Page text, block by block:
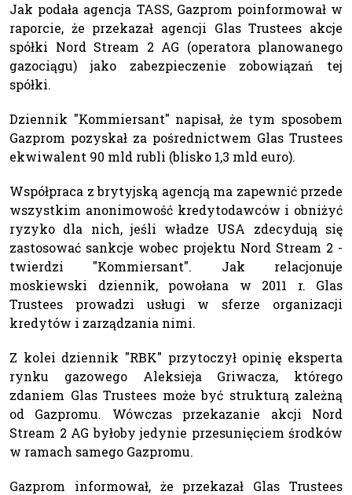
Jak podała agencja TASS, Gazprom poinformował w
raporcie, że przekazał agencji Glas Trustees akcje
spółki Nord Stream 2 AG (operatora planowanego
gazociągu) jako zabezpieczenie zobowiązań tej
spółki.
Dziennik "Kommiersant" napisał, że tym sposobem
Gazprom pozyskał za pośrednictwem Glas Trustees
ekwiwalent 90 mld rubli (blisko 1,3 mld euro).
Współpraca z brytyjską agencją ma zapewnić przede
wszystkim anonimowość kredytodawców i obniżyć
ryzyko dla nich, jeśli władze USA zdecydują się
zastosować sankcje wobec projektu Nord Stream 2 -
twierdzi "Kommiersant". Jak relacjonuje
moskiewski dziennik, powołana w 2011 r. Glas
Trustees prowadzi usługi w sferze organizacji
kredytów i zarządzania nimi.
Z kolei dziennik "RBK" przytoczył opinię eksperta
rynku gazowego Aleksieja Griwacza, którego
zdaniem Glas Trustees może być strukturą zależną
od Gazpromu. Wówczas przekazanie akcji Nord
Stream 2 AG byłoby jedynie przesunięciem środków
w ramach samego Gazpromu.
Gazprom informował, że przekazał Glas Trustees